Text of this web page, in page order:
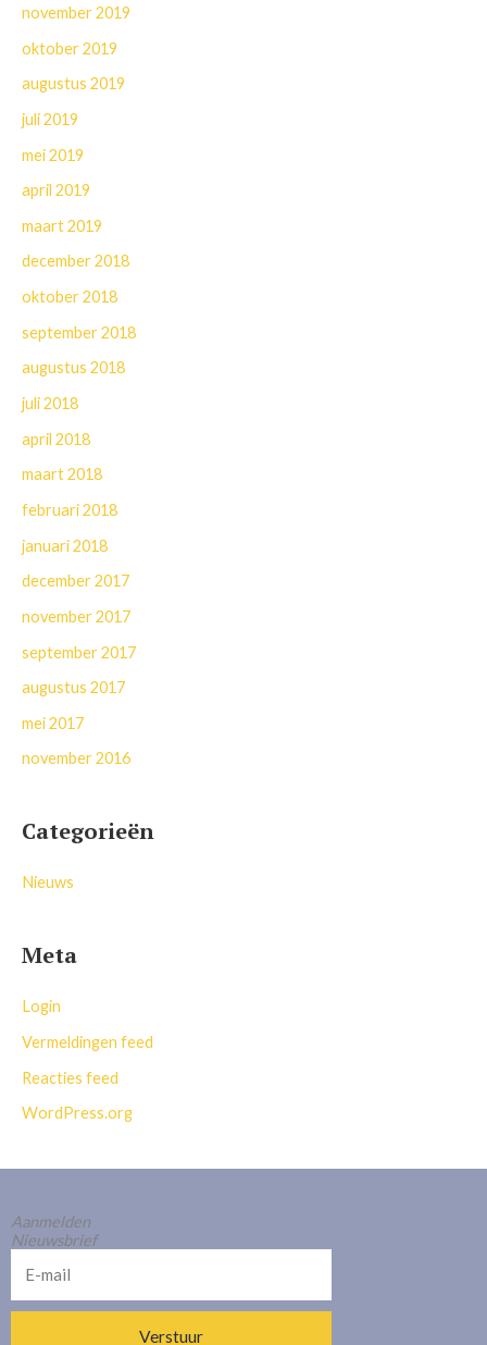
november 2019
oktober 2019
augustus 2019
juli 2019
mei 2019
april 2019
maart 2019
december 2018
oktober 2018
september 2018
augustus 2018
juli 2018
april 2018
maart 2018
februari 2018
januari 2018
december 2017
november 2017
september 2017
augustus 2017
mei 2017
november 2016
Categorieën
Nieuws
Meta
Login
Vermeldingen feed
Reacties feed
WordPress.org
Aanmelden
Nieuwsbrief
mail
Verstuur